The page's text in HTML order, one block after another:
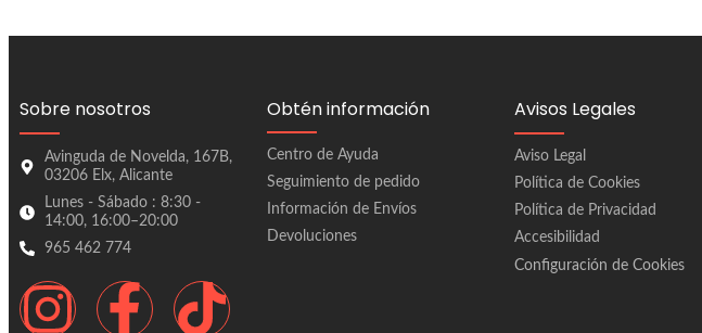
Sobre nosotros
Avinguda de Novelda, 167B,
03206 Elx, Alicante
Lunes - Sábado : 8:30 -
14:00, 16:00–20:00
965 462 774
Obtén información
Centro de Ayuda
Seguimiento de pedido
Información de Envíos
Devoluciones
Avisos Legales
Aviso Legal
Política de Cookies
Política de Privacidad
Accesibilidad
Configuración de Cookies